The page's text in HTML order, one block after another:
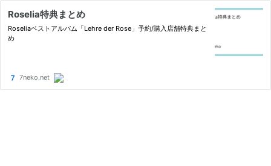
Roselia特典まとめ
Roseliaベストアルバム「Lehre der Rose」予約/購入店舗特典まと
め
7neko.net